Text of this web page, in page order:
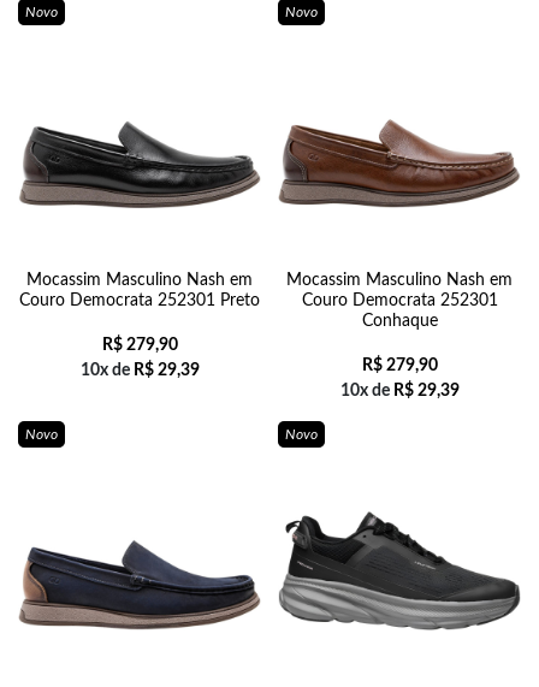
Novo
Mocassim Masculino Nash em
Couro Democrata 252301 Preto
R$279,90
10x de R$29,39
Novo
Mocassim Masculino Nash em
Couro Democrata 252301
Conhaque
R$279,90
10x de R$29,39
Novo Novo